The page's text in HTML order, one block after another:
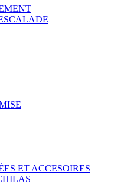
ET ACCESOIRES